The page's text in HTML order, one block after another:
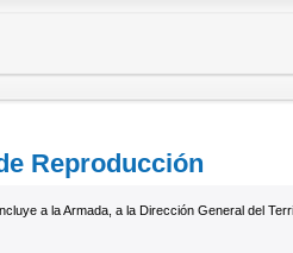
Reproducción
a la Armada, a la Dirección General del